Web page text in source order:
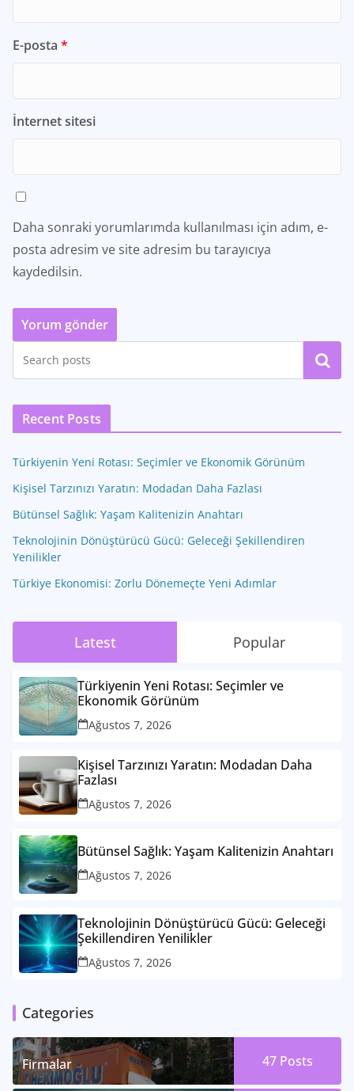
E-posta *
İnternet sitesi
Daha sonraki yorumlarımda kullanılması için adım, e-
posta adresim ve site adresim bu tarayıcıya
kaydedilsin.
Ara
Recent Posts
Türkiyenin Yeni Rotası: Seçimler ve Ekonomik Görünüm
Kişisel Tarzınızı Yaratın: Modadan Daha Fazlası
Bütünsel Sağlık: Yaşam Kalitenizin Anahtarı
Teknolojinin Dönüştürücü Gücü: Geleceği Şekillendiren
Yenilikler
Türkiye Ekonomisi: Zorlu Dönemeçte Yeni Adımlar
Latest Popular
Türkiyenin Yeni Rotası: Seçimler ve
Ekonomik Görünüm
Ağustos 7, 2026
Kişisel Tarzınızı Yaratın: Modadan Daha
Fazlası
Ağustos 7, 2026
Bütünsel Sağlık: Yaşam Kalitenizin Anahtarı
Ağustos 7, 2026
Teknolojinin Dönüştürücü Gücü: Geleceği
Şekillendiren Yenilikler
Ağustos 7, 2026
Categories
Firmalar 47 Posts